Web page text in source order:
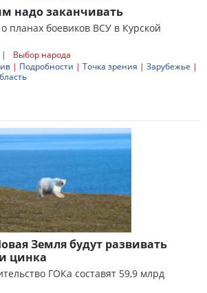
надо заканчивать
планах боевиков ВСУ в Курской
|
Выбор народа
| Подробности | Точка зрения | Зарубежье |
Земля будут развивать
цинка
ГОКа составят 59,9 млрд